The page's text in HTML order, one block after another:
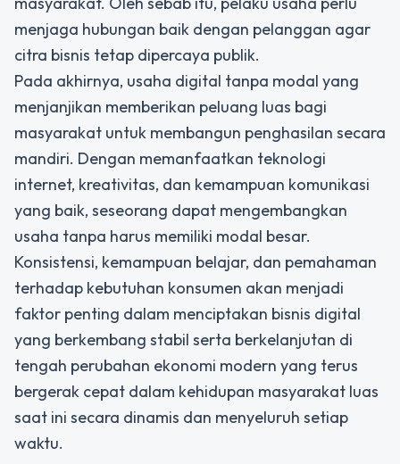
menjaga hubungan baik dengan pelanggan agar
citra bisnis tetap dipercaya publik.
Pada akhirnya, usaha digital tanpa modal yang
menjanjikan memberikan peluang luas bagi
masyarakat untuk membangun penghasilan secara
mandiri. Dengan memanfaatkan teknologi
internet, kreativitas, dan kemampuan komunikasi
yang baik, seseorang dapat mengembangkan
usaha tanpa harus memiliki modal besar.
Konsistensi, kemampuan belajar, dan pemahaman
terhadap kebutuhan konsumen akan menjadi
faktor penting dalam menciptakan bisnis digital
yang berkembang stabil serta berkelanjutan di
tengah perubahan ekonomi modern yang terus
bergerak cepat dalam kehidupan masyarakat luas
saat ini secara dinamis dan menyeluruh setiap
waktu.